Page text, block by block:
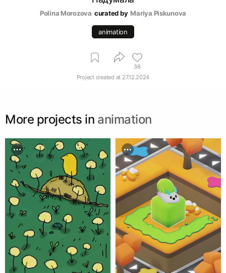
Polina Morozova curated by Mariya Piskunova
animation
36
Project created at 27.12.2024
More projects in animation